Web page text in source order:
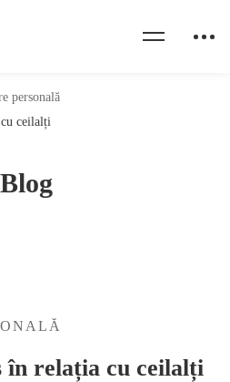
Blog
personală
cu ceilalți
în relația cu ceilalți